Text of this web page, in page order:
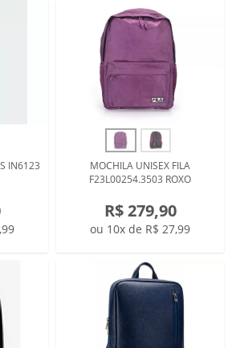
IN6123
MOCHILA UNISEX FILA
F23L00254.3503 ROXO
R$ 279,90
ou 10x de R$ 27,99